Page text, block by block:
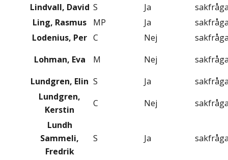
Lindvall, David S Ja
Ling, Rasmus
MP Ja
Lodenius, Per C Nej
Lohman, Eva
M Nej
Lundgren, Elin S Ja
Lundgren,
Kerstin
C Nej
Lundh
Sammeli,
Fredrik
S Ja